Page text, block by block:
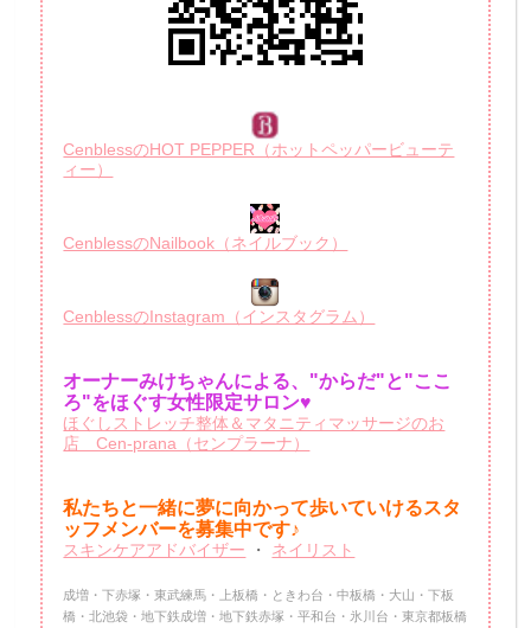
CenblessのHOT PEPPER（ホットペッパービューテ
ィー）
CenblessのNailbook（ネイルブック）
CenblessのInstagram（インスタグラム）
オーナーみけちゃんによる、"からだ"と"ここ
ろ"をほぐす女性限定サロン♥
ほぐしストレッチ整体＆マタニティマッサージのお
店 Cen-prana（センプラーナ）
私たちと一緒に夢に向かって歩いていけるスタ
ッフメンバーを募集中です♪
スキンケアアドバイザー ・ ネイリスト
成増・下赤塚・東武練馬・上板橋・ときわ台・中板橋・大山・下板
橋・北池袋・地下鉄成増・地下鉄赤塚・平和台・氷川台・東京都板橋